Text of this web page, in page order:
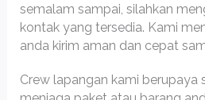
semalam sampai, silahkan
kontak yang tersedia. Kami
anda kirim aman dan cepat
Crew lapangan kami berupaya